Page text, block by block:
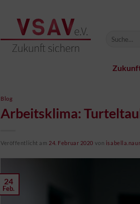
Blog
Arbeitsklima:
Veröffentlicht am 24. Februar 2020 von
24
Feb.